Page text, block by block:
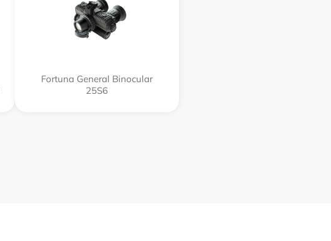
Fortuna General Binocular
25S6